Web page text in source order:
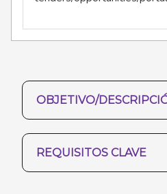
OBJETIVO/
REQUISITOS CLAVE